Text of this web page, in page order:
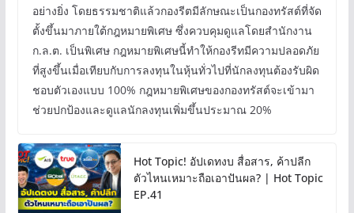
อย่างยิ่ง โดยธรรมชาติแล้วกองรีตมีลักษณะเป็นกองทรัสต์ที่จัด
ตั้งขึ้นมาภายใต้กฎหมายพิเศษ ซึ่งควบคุมดูแลโดยสำนักงาน
ก.ล.ต. เป็นพิเศษ กฎหมายพิเศษนี้ทำให้กองรีทมีความปลอดภัย
ที่สูงขึ้นเมื่อเทียบกับการลงทุนในหุ้นทั่วไปที่นักลงทุนต้องรับผิด
ชอบตัวเองแบบ 100% กฎหมายพิเศษของกองทรัสต์จะเข้ามา
ช่วยปกป้องและดูแลนักลงทุนเพิ่มขึ้นประมาณ 20%
Hot Topic! อัปเดทงบ สื่อสาร, ค้าปลีก
ตัวไหนเหมาะถือเอาปันผล? | Hot Topic
EP.41